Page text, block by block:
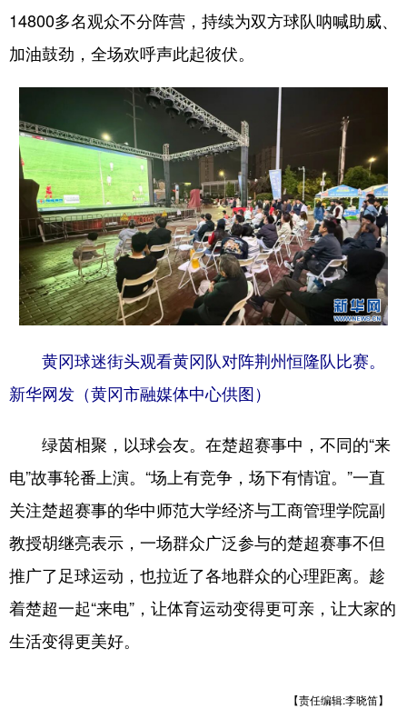
14800多名观众不分阵营，持续为双方球队呐喊助威、
加油鼓劲，全场欢呼声此起彼伏。
黄冈球迷街头观看黄冈队对阵荆州恒隆队比赛。
新华网发（黄冈市融媒体中心供图）
绿茵相聚，以球会友。在楚超赛事中，不同的“来
电”故事轮番上演。“场上有竞争，场下有情谊。”一直
关注楚超赛事的‌‌华中师范大学经济与工商管理学院副
教授胡继亮表示，一场群众广泛参与的楚超赛事不但
推广了足球运动，也拉近了各地群众的心理距离。趁
着楚超一起“来电”，让体育运动变得更可亲，让大家的
生活变得更美好。
【责任编辑:李晓笛】